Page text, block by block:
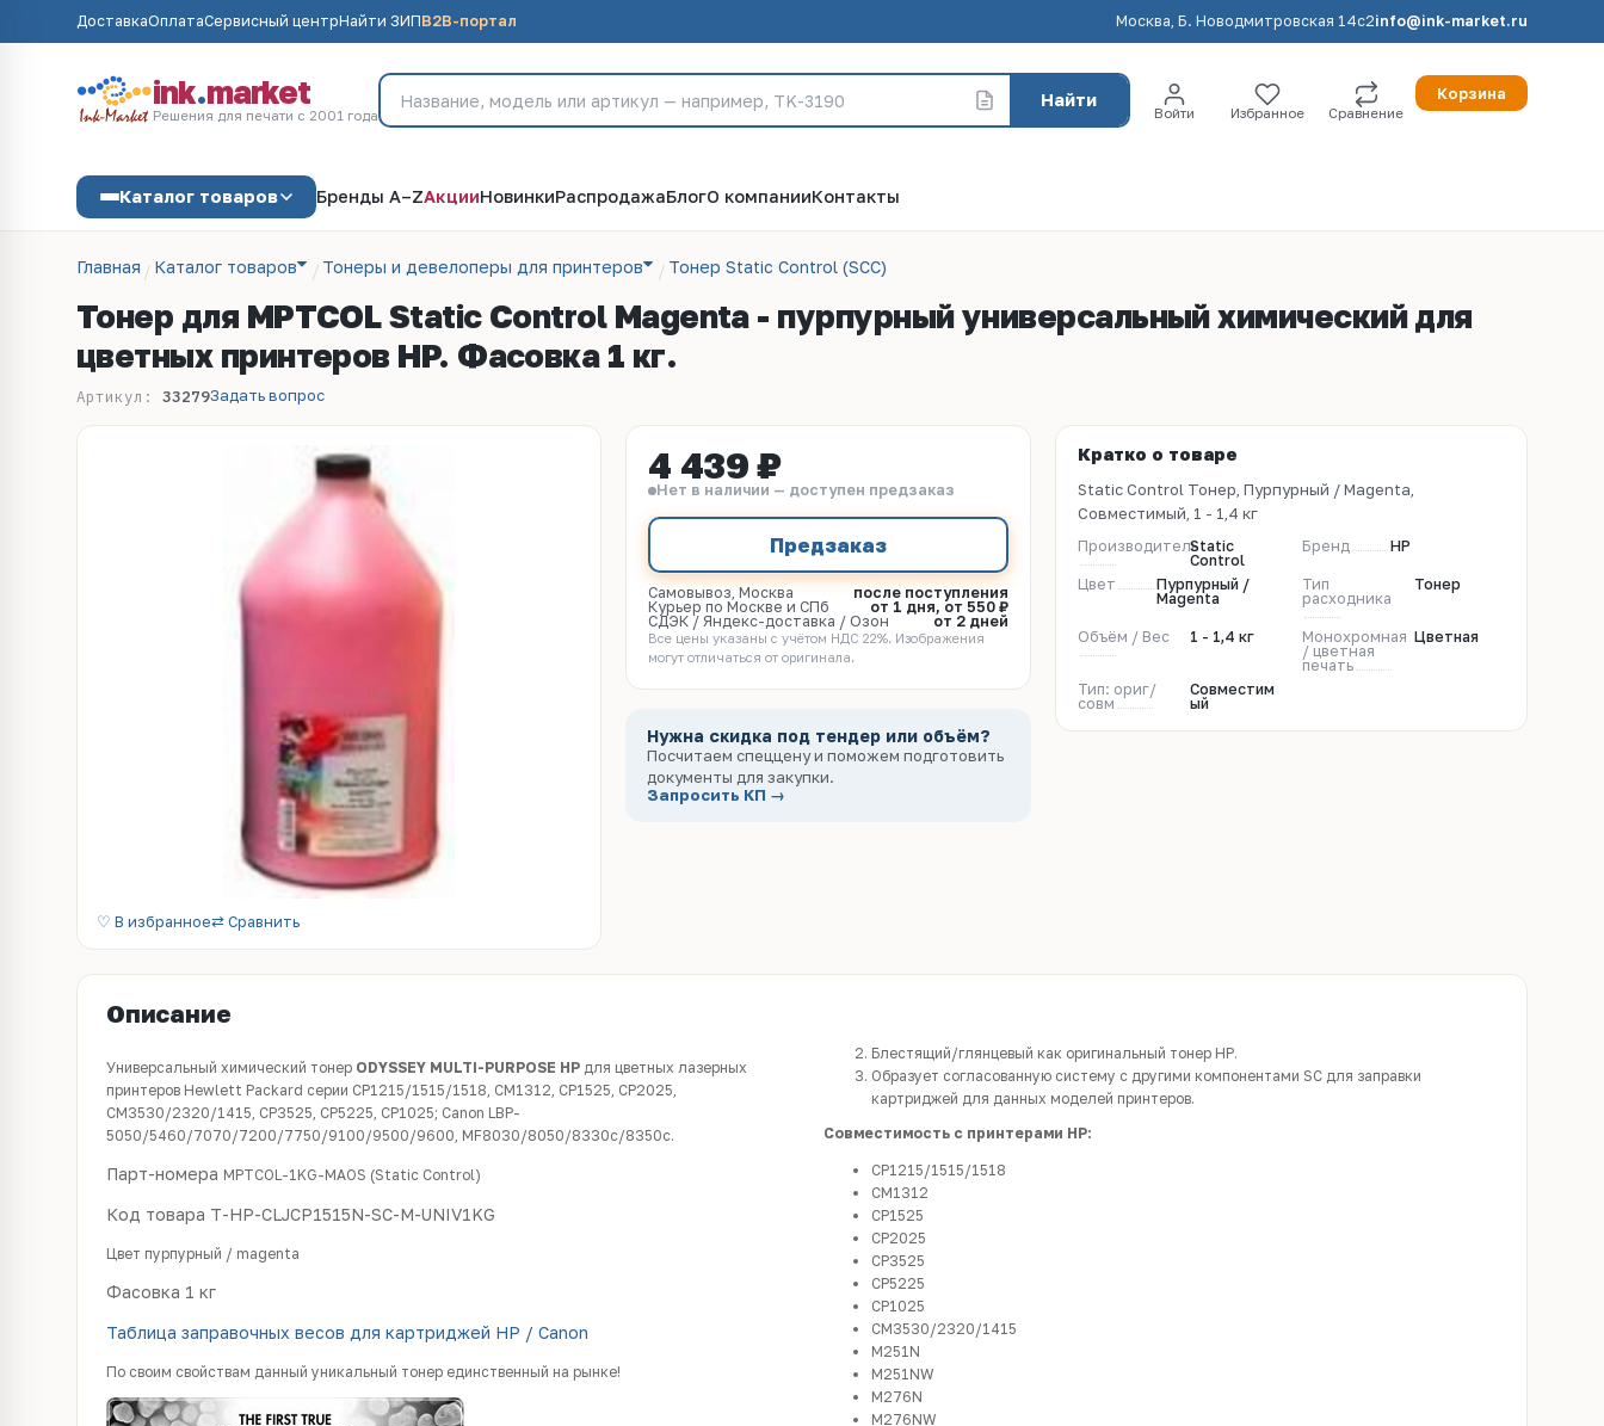
ДоставкаОплатаСервисный центрНайти ЗИПB2B-портал Москва, Б. Новодмитровская 14с2info@ink-market.ru
ink.market
Решения для печати с 2001 года
Найти
Войти Избранное Сравнение
Корзина
Каталог товаров Бренды A–ZАкцииНовинкиРаспродажаБлогО компанииКонтакты
Главная Каталог товаров Тонеры и девелоперы для принтеров Тонер Static Control (SCC)
Тонер для MPTCOL Static Control Magenta - пурпурный универсальный химический для
цветных принтеров HP. Фасовка 1 кг.
Артикул: 33279Задать вопрос
♡ В избранное⇄ Сравнить
4 439 ₽
Нет в наличии — доступен предзаказ
Предзаказ
Самовывоз, Москва
после поступления
Курьер по Москве и СПб
от 1 дня, от 550 ₽
СДЭК / Яндекс-доставка / Озон
от 2 дней
Все цены указаны с учётом НДС 22%. Изображения
могут отличаться от оригинала.
Нужна скидка под тендер или объём?
Посчитаем спеццену и поможем подготовить
документы для закупки.
Запросить КП →
Кратко о товаре
Static Control Тонер, Пурпурный / Magenta,
Совместимый, 1 - 1,4 кг
ПроизводительStatic
Control
Бренд HP
Цвет
Пурпурный /
Magenta
Тип
расходника
Тонер
Объём / Вес 1 - 1,4 кг
Монохромная
/ цветная
печать
Цветная
Тип: ориг/
совм
Совместим
ый
Описание
Универсальный химический тонер ODYSSEY MULTI-PURPOSE HP для цветных лазерных
принтеров Hewlett Packard серии CP1215/1515/1518, CM1312, CP1525, CP2025,
CM3530/2320/1415, CP3525, CP5225, CP1025; Canon LBP-
5050/5460/7070/7200/7750/9100/9500/9600, MF8030/8050/8330c/8350c.
Парт-номера MPTCOL-1KG-MAOS (Static Control)
Код товара T-HP-CLJCP1515N-SC-M-UNIV1KG
Цвет пурпурный / magenta
Фасовка 1 кг
Таблица заправочных весов для картриджей HP / Canon
По своим свойствам данный уникальный тонер единственный на рынке!
Блестящий/глянцевый как оригинальный тонер НР.
Образует согласованную систему с другими компонентами SC для заправки
картриджей для данных моделей принтеров.
Совместимость с принтерами HP:
CP1215/1515/1518
CM1312
CP1525
CP2025
CP3525
CP5225
CP1025
CM3530/2320/1415
M251N
M251NW
M276N
M276NW